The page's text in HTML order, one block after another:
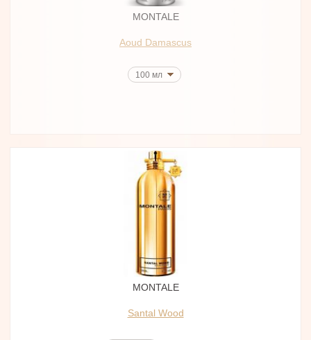
MONTALE
Aoud Damascus
100 мл
MONTALE
Santal Wood